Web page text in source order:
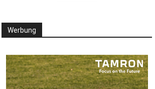
Werbung